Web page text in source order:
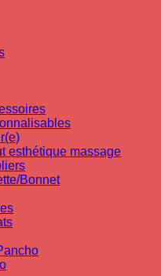
esthétique massage
Bonnet